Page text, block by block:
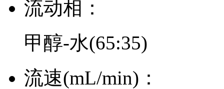
流动相：
甲醇-水(65:35)
流速(mL/min)：